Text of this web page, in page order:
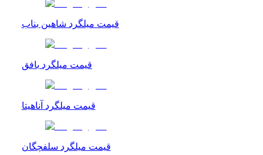
قیمت میلگرد شاهین بناب
قیمت میلگرد بافق
قیمت میلگرد آناهیتا
قیمت میلگرد سلفچگان